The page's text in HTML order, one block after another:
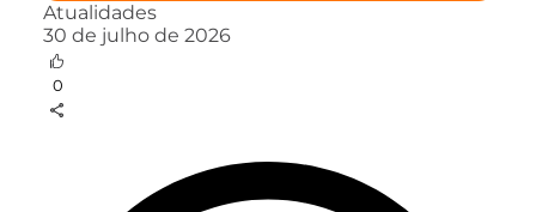
Atualidades
30 de julho de 2026
0